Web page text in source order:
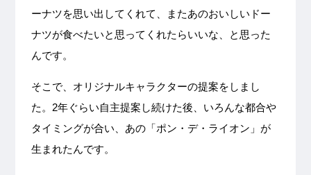
ーナツを思い出してくれて、またあのおいしいドー
ナツが食べたいと思ってくれたらいいな、と思った
んです。
そこで、オリジナルキャラクターの提案をしまし
た。2年ぐらい自主提案し続けた後、いろんな都合や
タイミングが合い、あの「ポン・デ・ライオン」が
生まれたんです。